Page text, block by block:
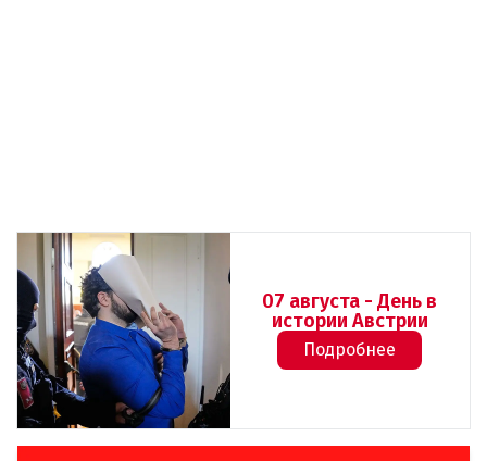
07 августа - День в
истории Австрии
Подробнее